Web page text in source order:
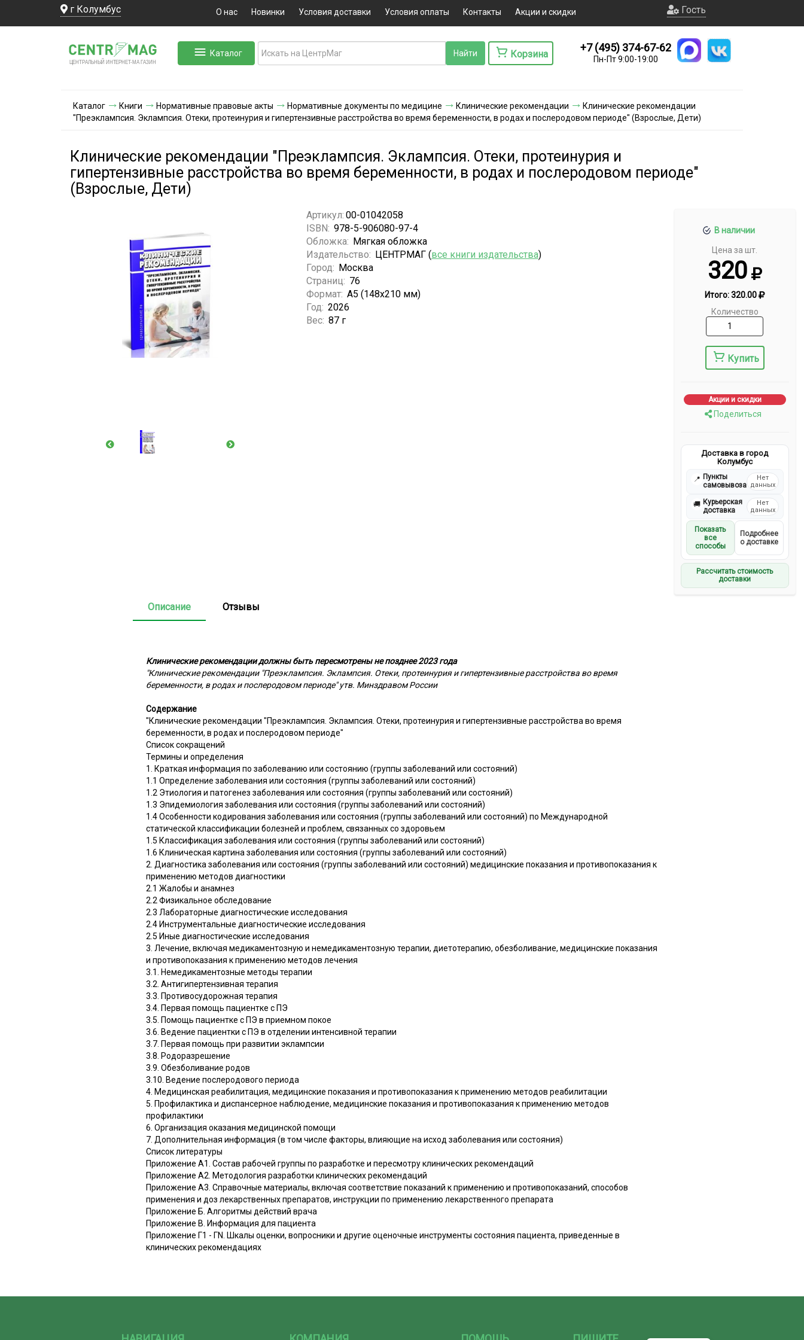
г Колумбус О нас Новинки Условия доставки Условия оплаты Контакты Акции и скидки Гость
ЦЕНТРАЛЬНЫЙ ИНТЕРНЕТ-МА ГАЗИН
Каталог Корзина
+7 (495) 374-67-62
Пн-Пт 9:00-19:00
Каталог Книги Нормативные правовые акты Нормативные документы по медицине Клинические рекомендации
Клинические рекомендации
"Преэклампсия. Эклампсия. Отеки, протеинурия и гипертензивные расстройства во время беременности, в родах и послеродовом периоде" (Взрослые, Дети)
Клинические рекомендации "Преэклампсия. Эклампсия. Отеки, протеинурия и
гипертензивные расстройства во время беременности, в родах и послеродовом периоде"
(Взрослые, Дети)
В наличии
Цена за шт.
320
Итого:320.00
Количество
Купить
Акции и скидки
Поделиться
Доставка в город
Колумбус
📍 Пункты
самовывоза
Нет
данных
🚚 Курьерская
доставка
Нет
данных
Показать
все
способы
Подробнее
о доставке
Рассчитать стоимость
доставки
Артикул: 00-01042058
ISBN: 978-5-906080-97-4
Обложка: Мягкая обложка
Издательство: ЦЕНТРМАГ (все книги издательства)
Город: Москва
Страниц: 76
Формат: А5 (148x210 мм)
Год: 2026
Вес: 87 г
Описание Отзывы
Клинические рекомендации должны быть пересмотрены не позднее 2023 года
"Клинические рекомендации "Преэклампсия. Эклампсия. Отеки, протеинурия и гипертензивные расстройства во время
беременности, в родах и послеродовом периоде" утв. Минздравом России
Содержание
"Клинические рекомендации "Преэклампсия. Эклампсия. Отеки, протеинурия и гипертензивные расстройства во время
беременности, в родах и послеродовом периоде"
Список сокращений
Термины и определения
1. Краткая информация по заболеванию или состоянию (группы заболеваний или состояний)
1.1 Определение заболевания или состояния (группы заболеваний или состояний)
1.2 Этиология и патогенез заболевания или состояния (группы заболеваний или состояний)
1.3 Эпидемиология заболевания или состояния (группы заболеваний или состояний)
1.4 Особенности кодирования заболевания или состояния (группы заболеваний или состояний) по Международной
статической классификации болезней и проблем, связанных со здоровьем
1.5 Классификация заболевания или состояния (группы заболеваний или состояний)
1.6 Клиническая картина заболевания или состояния (группы заболеваний или состояний)
2. Диагностика заболевания или состояния (группы заболеваний или состояний) медицинские показания и противопоказания к
применению методов диагностики
2.1 Жалобы и анамнез
2.2 Физикальное обследование
2.3 Лабораторные диагностические исследования
2.4 Инструментальные диагностические исследования
2.5 Иные диагностические исследования
3. Лечение, включая медикаментозную и немедикаментозную терапии, диетотерапию, обезболивание, медицинские показания
и противопоказания к применению методов лечения
3.1. Немедикаментозные методы терапии
3.2. Антигипертензивная терапия
3.3. Противосудорожная терапия
3.4. Первая помощь пациентке с ПЭ
3.5. Помощь пациентке с ПЭ в приемном покое
3.6. Ведение пациентки с ПЭ в отделении интенсивной терапии
3.7. Первая помощь при развитии эклампсии
3.8. Родоразрешение
3.9. Обезболивание родов
3.10. Ведение послеродового периода
4. Медицинская реабилитация, медицинские показания и противопоказания к применению методов реабилитации
5. Профилактика и диспансерное наблюдение, медицинские показания и противопоказания к применению методов
профилактики
6. Организация оказания медицинской помощи
7. Дополнительная информация (в том числе факторы, влияющие на исход заболевания или состояния)
Список литературы
Приложение А1. Состав рабочей группы по разработке и пересмотру клинических рекомендаций
Приложение А2. Методология разработки клинических рекомендаций
Приложение А3. Справочные материалы, включая соответствие показаний к применению и противопоказаний, способов
применения и доз лекарственных препаратов, инструкции по применению лекарственного препарата
Приложение Б. Алгоритмы действий врача
Приложение В. Информация для пациента
Приложение Г1 - ГN. Шкалы оценки, вопросники и другие оценочные инструменты состояния пациента, приведенные в
клинических рекомендациях